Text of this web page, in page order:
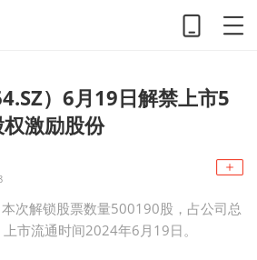
）6月19日解禁上市5
激励股份
次解锁股票数量500190股，占公司总
市流通时间2024年6月19日。